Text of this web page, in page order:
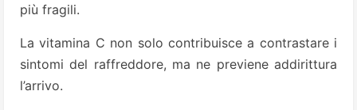
più fragili.
La vitamina C non solo contribuisce a contrastare i
sintomi del raffreddore, ma ne previene addirittura
l’arrivo.